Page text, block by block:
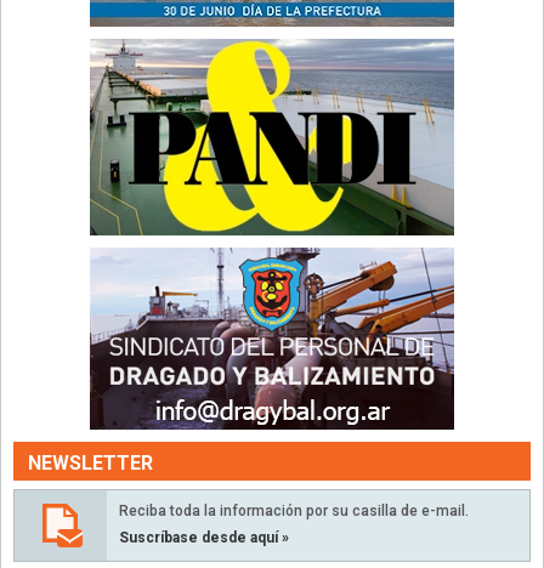
NEWSLETTER
Reciba toda la información por su casilla de e-mail.
Suscríbase desde aquí »